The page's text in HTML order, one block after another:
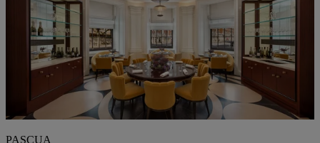
PASCUA